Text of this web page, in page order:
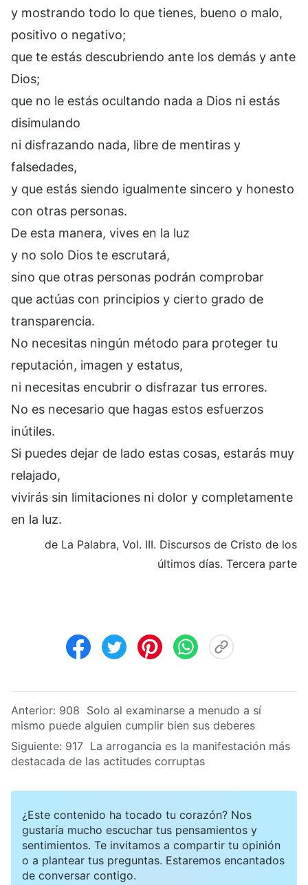
y mostrando todo lo que tienes, bueno o malo,
positivo o negativo;
que te estás descubriendo ante los demás y ante
Dios;
que no le estás ocultando nada a Dios ni estás
disimulando
ni disfrazando nada, libre de mentiras y
falsedades,
y que estás siendo igualmente sincero y honesto
con otras personas.
De esta manera, vives en la luz
y no solo Dios te escrutará,
sino que otras personas podrán comprobar
que actúas con principios y cierto grado de
transparencia.
No necesitas ningún método para proteger tu
reputación, imagen y estatus,
ni necesitas encubrir o disfrazar tus errores.
No es necesario que hagas estos esfuerzos
inútiles.
Si puedes dejar de lado estas cosas, estarás muy
relajado,
vivirás sin limitaciones ni dolor y completamente
en la luz.
de La Palabra, Vol. III. Discursos de Cristo de los
últimos días. Tercera parte
Anterior: 908 Solo al examinarse a menudo a sí
mismo puede alguien cumplir bien sus deberes
Siguiente: 917 La arrogancia es la manifestación más
destacada de las actitudes corruptas
¿Este contenido ha tocado tu corazón? Nos
gustaría mucho escuchar tus pensamientos y
sentimientos. Te invitamos a compartir tu opinión
o a plantear tus preguntas. Estaremos encantados
de conversar contigo.